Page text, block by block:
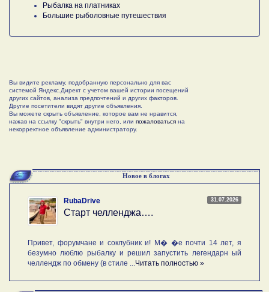
Рыбалка на платниках
Большие рыболовные путешествия
Вы видите рекламу, подобранную персонально для вас
системой Яндекс.Директ с учетом вашей истории посещений
других сайтов, анализа предпочтений и других факторов.
Другие посетители видят другие объявления.
Вы можете скрыть объявление, которое вам не нравится,
нажав на ссылку "скрыть" внутри него, или пожаловаться на
некорректное объявление администратору.
Новое в блогах
31.07.2026
RubaDrive
Старт челленджа….
Привет, форумчане и соклубник и! М� �е почти 14 лет, я
безумно люблю рыбалку и решил запустить легендарн ый
челлендж по обмену (в стиле ... Читать полностью »